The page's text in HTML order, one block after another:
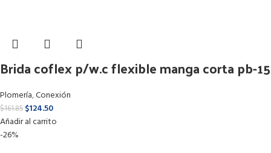
Brida coflex p/w.c flexible manga corta pb-
Plomería,Conexión
$161.85 $124.50
Añadir al carrito
-26%